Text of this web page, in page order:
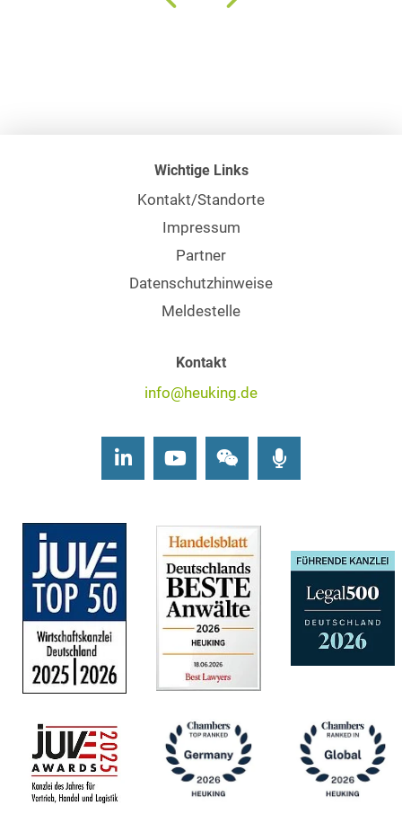
Wichtige Links
Kontakt/Standorte
Impressum
Partner
Datenschutzhinweise
Meldestelle
Kontakt
info@heuking.de
LinkedInYoutubeWechat